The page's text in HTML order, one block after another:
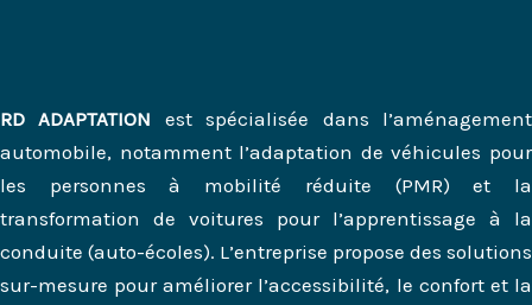
RD ADAPTATION est spécialisée dans l’aménagement
automobile, notamment l’adaptation de véhicules pour
les personnes à mobilité réduite (PMR) et la
transformation de voitures pour l’apprentissage à la
conduite (auto-écoles). L’entreprise propose des solutions
sur-mesure pour améliorer l’accessibilité, le confort et la